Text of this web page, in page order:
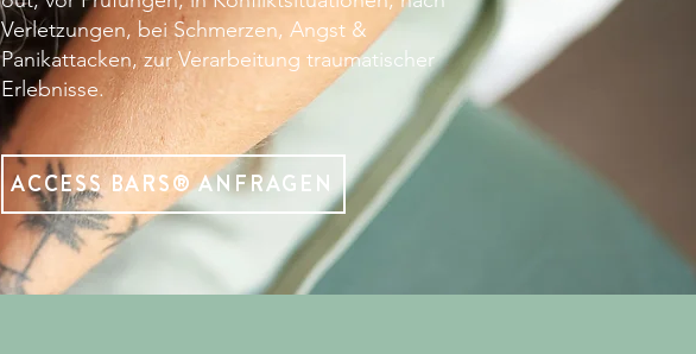
Verletzungen, bei Schmerzen, Angst &
Panikattacken, zur Verarbeitung traumatischer
Erlebnisse.
ACCESS BARS® ANFRAGEN